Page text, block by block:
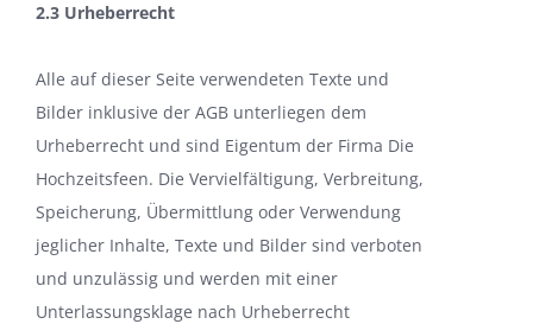
2.3 Urheberrecht
Alle auf dieser Seite verwendeten Texte und
Bilder inklusive der AGB unterliegen dem
Urheberrecht und sind Eigentum der Firma Die
Hochzeitsfeen. Die Vervielfältigung, Verbreitung,
Speicherung, Übermittlung oder Verwendung
jeglicher Inhalte, Texte und Bilder sind verboten
und unzulässig und werden mit einer
Unterlassungsklage nach Urheberrecht